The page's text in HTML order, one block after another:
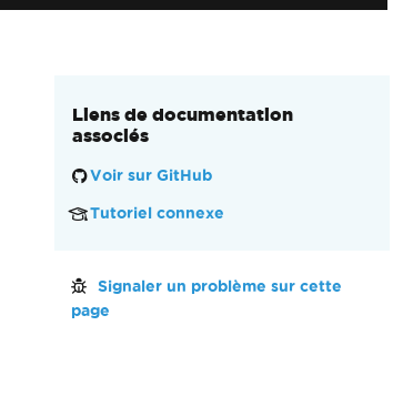
Liens de documentation
associés
Voir sur GitHub
Tutoriel connexe
Signaler un problème sur cette
page